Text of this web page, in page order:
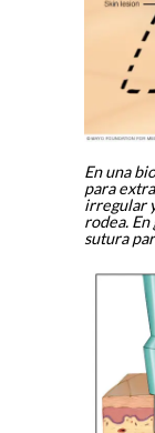
En una
para
irregular
rodea.
sutura